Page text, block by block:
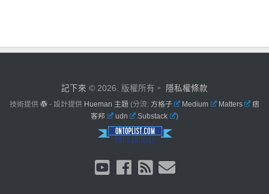
記下來 © 2026. 版權所有。 隱私權條款
技術提供 - 設計提供 Hueman 主題 (分流: 方格子 Medium Matters
痞
客邦
udn Substack )